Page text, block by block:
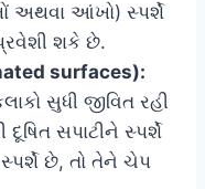
અથવા આંખો) સ્પર્શે
શકે છે.
surfaces):
સુધી જીવિત રહી
સપાટીને સ્પર્શે
છે, તો તેને ચેપ